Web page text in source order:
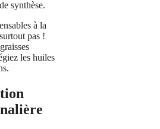
synthèse.
à la
pas !
les huiles